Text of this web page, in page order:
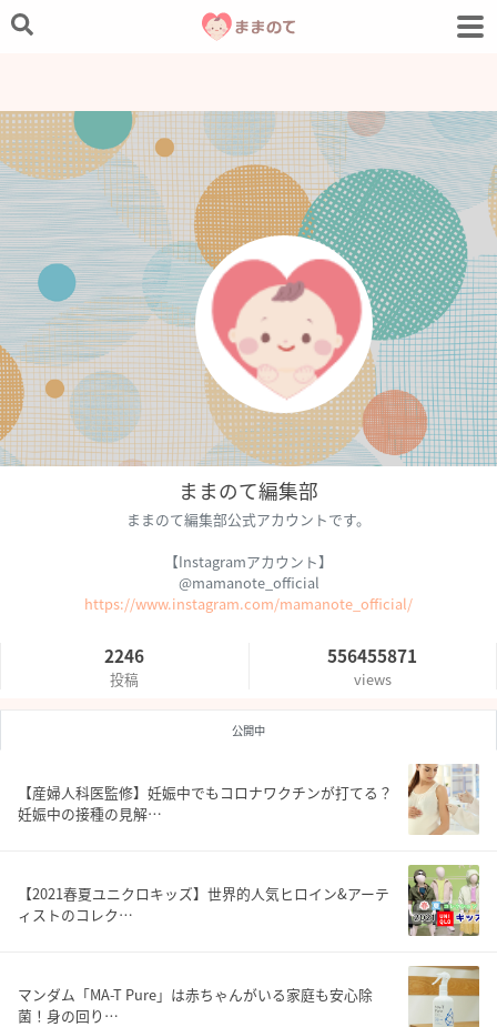
ままのて編集部
ままのて編集部公式アカウントです。
【Instagramアカウント】
@mamanote_official
https://www.instagram.com/mamanote_official/
2246
投稿
556455871
views
公開中
【産婦人科医監修】妊娠中でもコロナワクチンが打てる？
妊娠中の接種の見解…
【2021春夏ユニクロキッズ】世界的人気ヒロイン&アーテ
ィストのコレク…
マンダム「MA-T Pure」は赤ちゃんがいる家庭も安心除
菌！身の回り…